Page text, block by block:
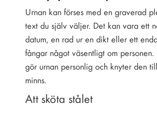
Urnan kan förses med en graverad
text du själv väljer. Det kan vara ett
datum, en rad ur en dikt eller ett
fångar något väsentligt om
gör urnan personlig och knyter den
minns.
Att sköta stålet